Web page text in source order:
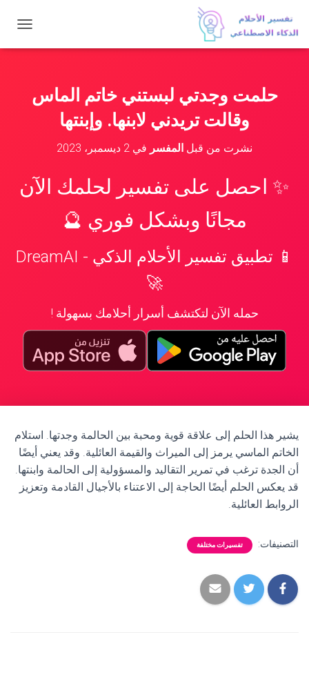
ب
حلمت وجدتي لبستني خاتم الماس
وقالت تريدني لابنها. وإبنتها
نشرت من قبل المفسر في 2 ديسمبر، 2023
✨ احصل على تفسير لحلمك الآن
مجانًا وبشكل فوري 🔮
📱 تطبيق تفسير الأحلام الذكي - DreamAI
🚀
حمله الآن لتكتشف أسرار أحلامك بسهولة !
يشير هذا الحلم إلى علاقة قوية ومحبة بين الحالمة وجدتها. استلام
الخاتم الماسي يرمز إلى الميراث والقيمة العائلية. وقد يعني أيضًا
أن الجدة ترغب في تمرير التقاليد والمسؤولية إلى الحالمة وابنتها.
قد يعكس الحلم أيضًا الحاجة إلى الاعتناء بالأجيال القادمة وتعزيز
الروابط العائلية.
التصنيفات: تفسيرات مختلفة